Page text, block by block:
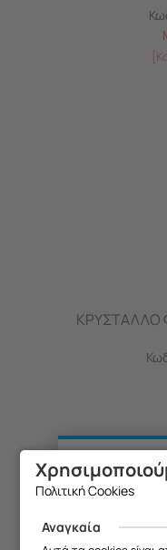
ΚΡΥΣΤΑΛΛΟ
Πολιτική Cookies
Αναγκαία
Θα θέλαμε
κλειστή